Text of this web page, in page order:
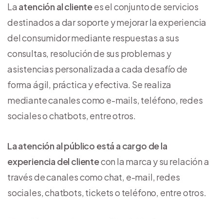
La atención al clientees el conjunto de servicios
destinados a dar soporte y mejorar la experiencia
del consumidor mediante respuestas a sus
consultas, resolución de sus problemas y
asistencias personalizada a cada desafío de
forma ágil, práctica y efectiva. Se realiza
mediante canales como e-mails, teléfono, redes
sociales o chatbots, entre otros.
La atención al público está a cargo de la
experiencia del clientecon la marca y su relación a
través de canales como chat, e-mail, redes
sociales, chatbots, tickets o teléfono, entre otros.